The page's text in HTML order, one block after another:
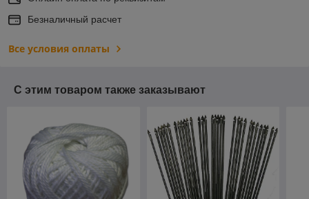
Безналичный расчет
Все условия оплаты
С этим товаром также заказывают